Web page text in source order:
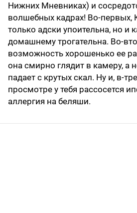
Нижних Мневниках) и
волшебных кадрах! Во-первых,
только адски упоительна, но и
домашнему трогательна. Во-
возможность хорошенько ее
она смирно глядит в камеру, а
падает с крутых скал. Ну и, в-
просмотре у тебя рассосется
аллергия на беляши.